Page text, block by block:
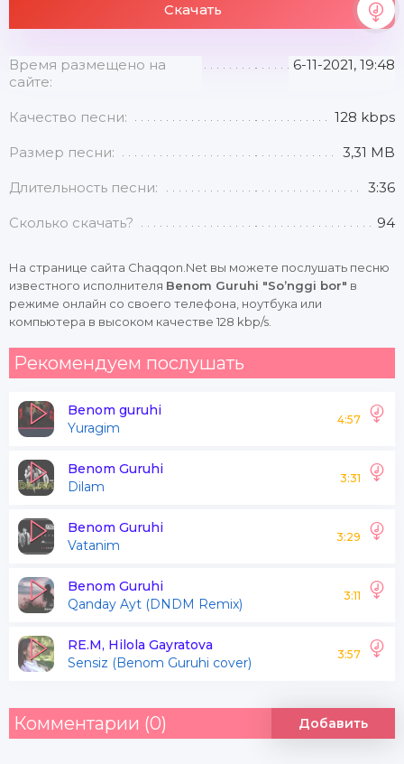
Скачать
Время размещено на
сайте:
6-11-2021, 19:48
Качество песни: 128 kbps
Размер песни: 3,31 MB
Длительность песни: 3:36
Сколько скачать? 94
На странице сайта Chaqqon.Net вы можете послушать песню
известного исполнителя Benom Guruhi "So’nggi bor" в
режиме онлайн со своего телефона, ноутбука или
компьютера в высоком качестве 128 kbp/s.
Рекомендуем послушать
Benom guruhi
Yuragim
4:57
Benom Guruhi
Dilam
3:31
Benom Guruhi
Vatanim
3:29
Benom Guruhi
Qanday Ayt (DNDM Remix)
3:11
RE.M, Hilola Gayratova
Sensiz (Benom Guruhi cover)
3:57
Комментарии (0) Добавить